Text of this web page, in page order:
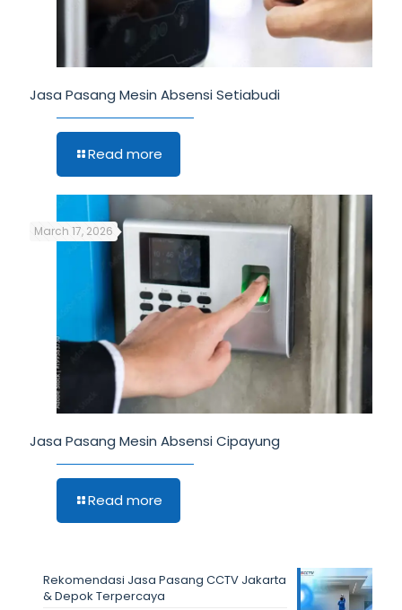
Jasa Pasang Mesin Absensi Setiabudi
Read more
March 17, 2026
Jasa Pasang Mesin Absensi Cipayung
Read more
Rekomendasi Jasa Pasang CCTV Jakarta
& Depok Terpercaya